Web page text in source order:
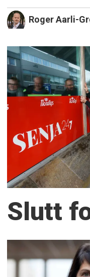
Roger Aarli-
Slutt